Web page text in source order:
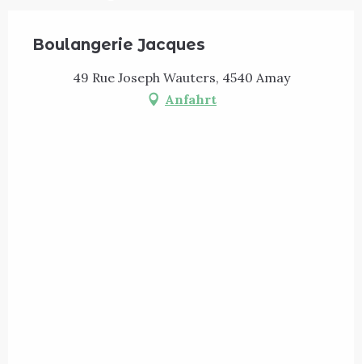
Boulangerie Jacques
49 Rue Joseph Wauters, 4540 Amay
Anfahrt